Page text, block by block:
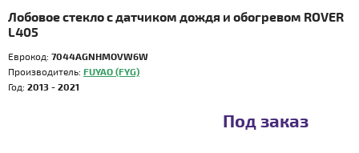
Лобовое стекло с датчиком дождя и обогревом ROVER
L405
Еврокод: 7044AGNHMOVW6W
Производитель: FUYAO (FYG)
Год: 2013 - 2021
Под заказ